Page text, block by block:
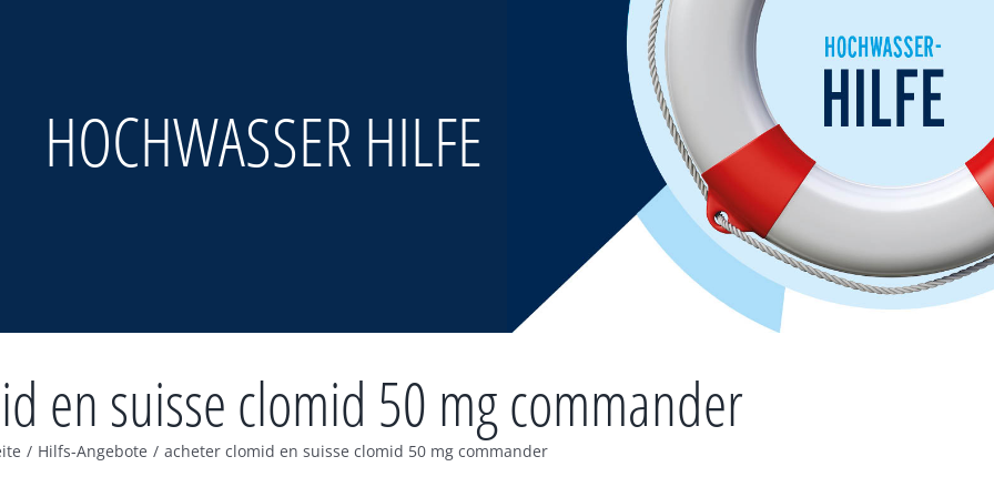
HOCHWASSER HILFE
en suisse clomid 50 mg commander
/ Hilfs-Angebote / acheter clomid en suisse clomid 50 mg commander